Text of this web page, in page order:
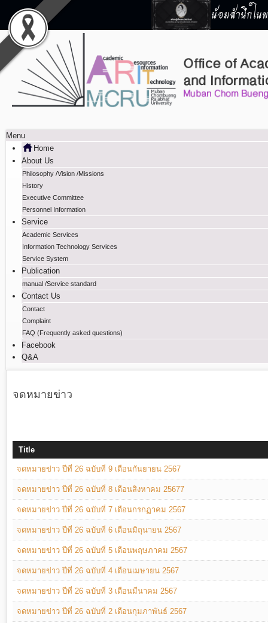
น้อมสำนึกใน
Menu
Home
About Us
Philosophy /Vision /Missions
History
Executive Committee
Personnel Information
Service
Academic Services
Information Technology Services
Service System
Publication
manual /Service standard
Contact Us
Contact
Complaint
FAQ (Frequently asked questions)
Facebook
Q&A
จดหมายข่าว
Title
จดหมายข่าว ปีที่ 26 ฉบับที่ 9 เดือนกันยายน 2567
จดหมายข่าว ปีที่ 26 ฉบับที่ 8 เดือนสิงหาคม 25677
จดหมายข่าว ปีที่ 26 ฉบับที่ 7 เดือนกรกฏาคม 2567
จดหมายข่าว ปีที่ 26 ฉบับที่ 6 เดือนมิถุนายน 2567
จดหมายข่าว ปีที่ 26 ฉบับที่ 5 เดือนพฤษภาคม 2567
จดหมายข่าว ปีที่ 26 ฉบับที่ 4 เดือนเมษายน 2567
จดหมายข่าว ปีที่ 26 ฉบับที่ 3 เดือนมีนาคม 2567
จดหมายข่าว ปีที่ 26 ฉบับที่ 2 เดือนกุมภาพันธ์ 2567